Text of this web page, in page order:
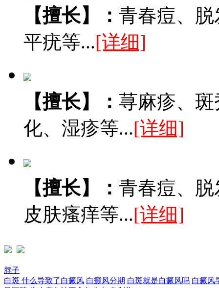
【擅长】： 青春痘、
平疣等...[详细]
【擅长】： 荨麻疹、
化、湿疹等...[详细]
【擅长】： 青春痘、
皮肤瘙痒等...[详细]
脖子
白斑 什么导致了白癜风 白癜风分期 白斑就是白癜风吗 白癜风